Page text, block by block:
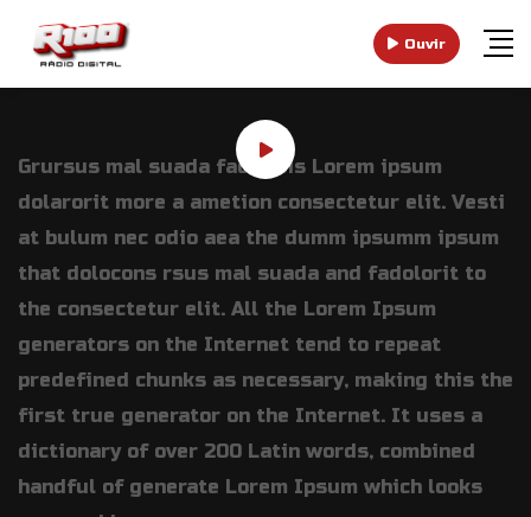
Ouvir
Grursus mal suada faci lisis Lorem ipsum
dolarorit more a ametion consectetur elit. Vesti
at bulum nec odio aea the dumm ipsumm ipsum
that dolocons rsus mal suada and fadolorit to
the consectetur elit. All the Lorem Ipsum
generators on the Internet tend to repeat
predefined chunks as necessary, making this the
first true generator on the Internet. It uses a
dictionary of over 200 Latin words, combined
handful of generate Lorem Ipsum which looks